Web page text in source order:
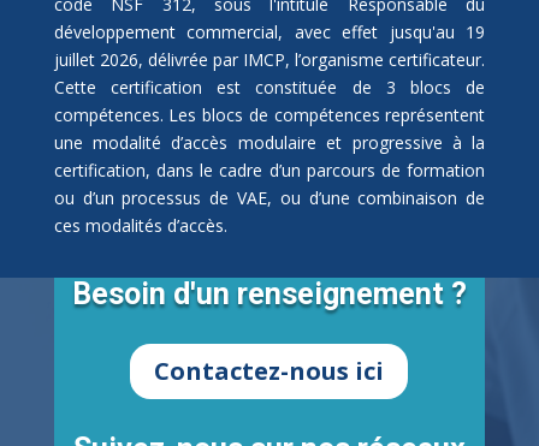
développement commercial, avec effet jusqu'au 19
juillet 2026, délivrée par IMCP, l’organisme certificateur.
Cette certification est constituée de 3 blocs de
compétences. Les blocs de compétences représentent
une modalité d’accès modulaire et progressive à la
certification, dans le cadre d’un parcours de formation
ou d’un processus de VAE, ou d’une combinaison de
ces modalités d’accès.
Besoin d'un renseignement ?
Contactez-nous ici